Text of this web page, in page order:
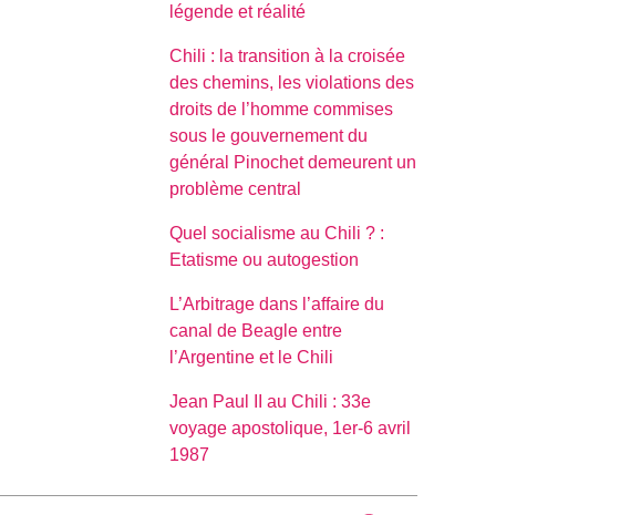
légende et réalité
Chili : la transition à la croisée
des chemins, les violations des
droits de l’homme commises
sous le gouvernement du
général Pinochet demeurent un
problème central
Quel socialisme au Chili ? :
Etatisme ou autogestion
L’Arbitrage dans l’affaire du
canal de Beagle entre
l’Argentine et le Chili
Jean Paul II au Chili : 33e
voyage apostolique, 1er-6 avril
1987